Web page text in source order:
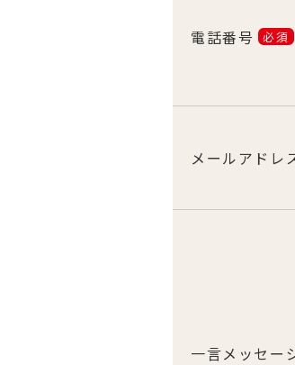
電話番号 必須
メールアドレ
一言メッセー